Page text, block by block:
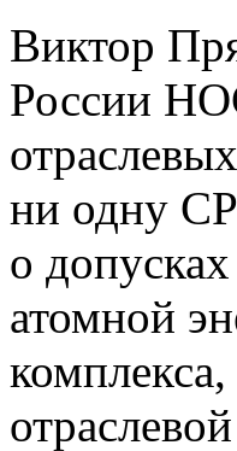
Виктор
России
ни одну
о
атомной